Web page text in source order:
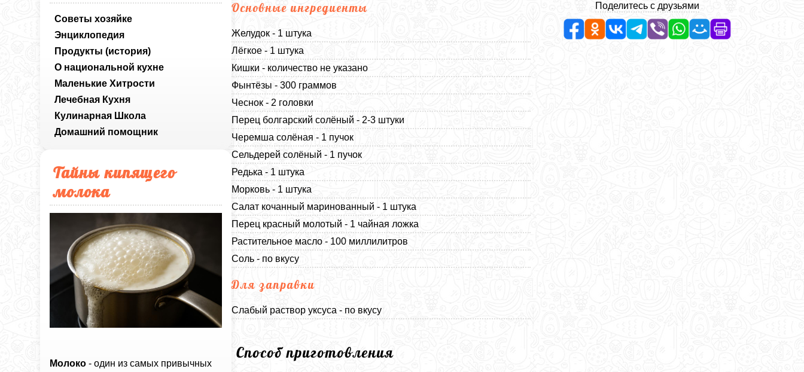
Советы хозяйке
Энциклопедия
Продукты (история)
О национальной кухне
Маленькие Хитрости
Лечебная Кухня
Кулинарная Школа
Домашний помощник
Тайны кипящего
молока
Молоко - один из самых привычных
Основные ингредиенты
Желудок - 1 штука
Лёгкое - 1 штука
Кишки - количество не указано
Фынтёзы - 300 граммов
Чеснок - 2 головки
Перец болгарский солёный - 2-3 штуки
Черемша солёная - 1 пучок
Сельдерей солёный - 1 пучок
Редька - 1 штука
Морковь - 1 штука
Салат кочанный маринованный - 1 штука
Перец красный молотый - 1 чайная ложка
Растительное масло - 100 миллилитров
Соль - по вкусу
Для заправки
Слабый раствор уксуса - по вкусу
Поделитесь с друзьями
Способ приготовления